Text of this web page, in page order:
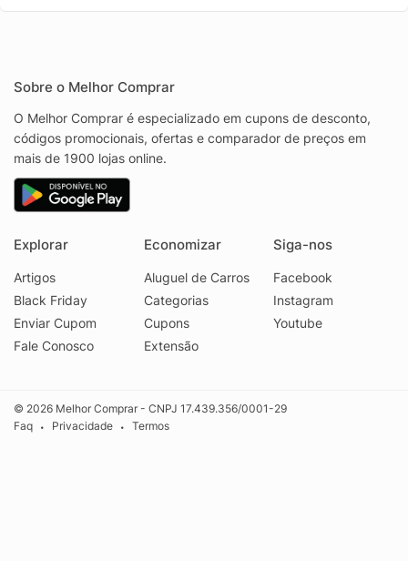
Sobre o Melhor Comprar
O Melhor Comprar é especializado em cupons de desconto,
códigos promocionais, ofertas e comparador de preços em
mais de 1900 lojas online.
Explorar
Artigos
Black Friday
Enviar Cupom
Fale Conosco
Economizar
Aluguel de Carros
Categorias
Cupons
Extensão
Siga-nos
Facebook
Instagram
Youtube
© 2026 Melhor Comprar - CNPJ 17.439.356/0001-29
Faq
• Privacidade • Termos